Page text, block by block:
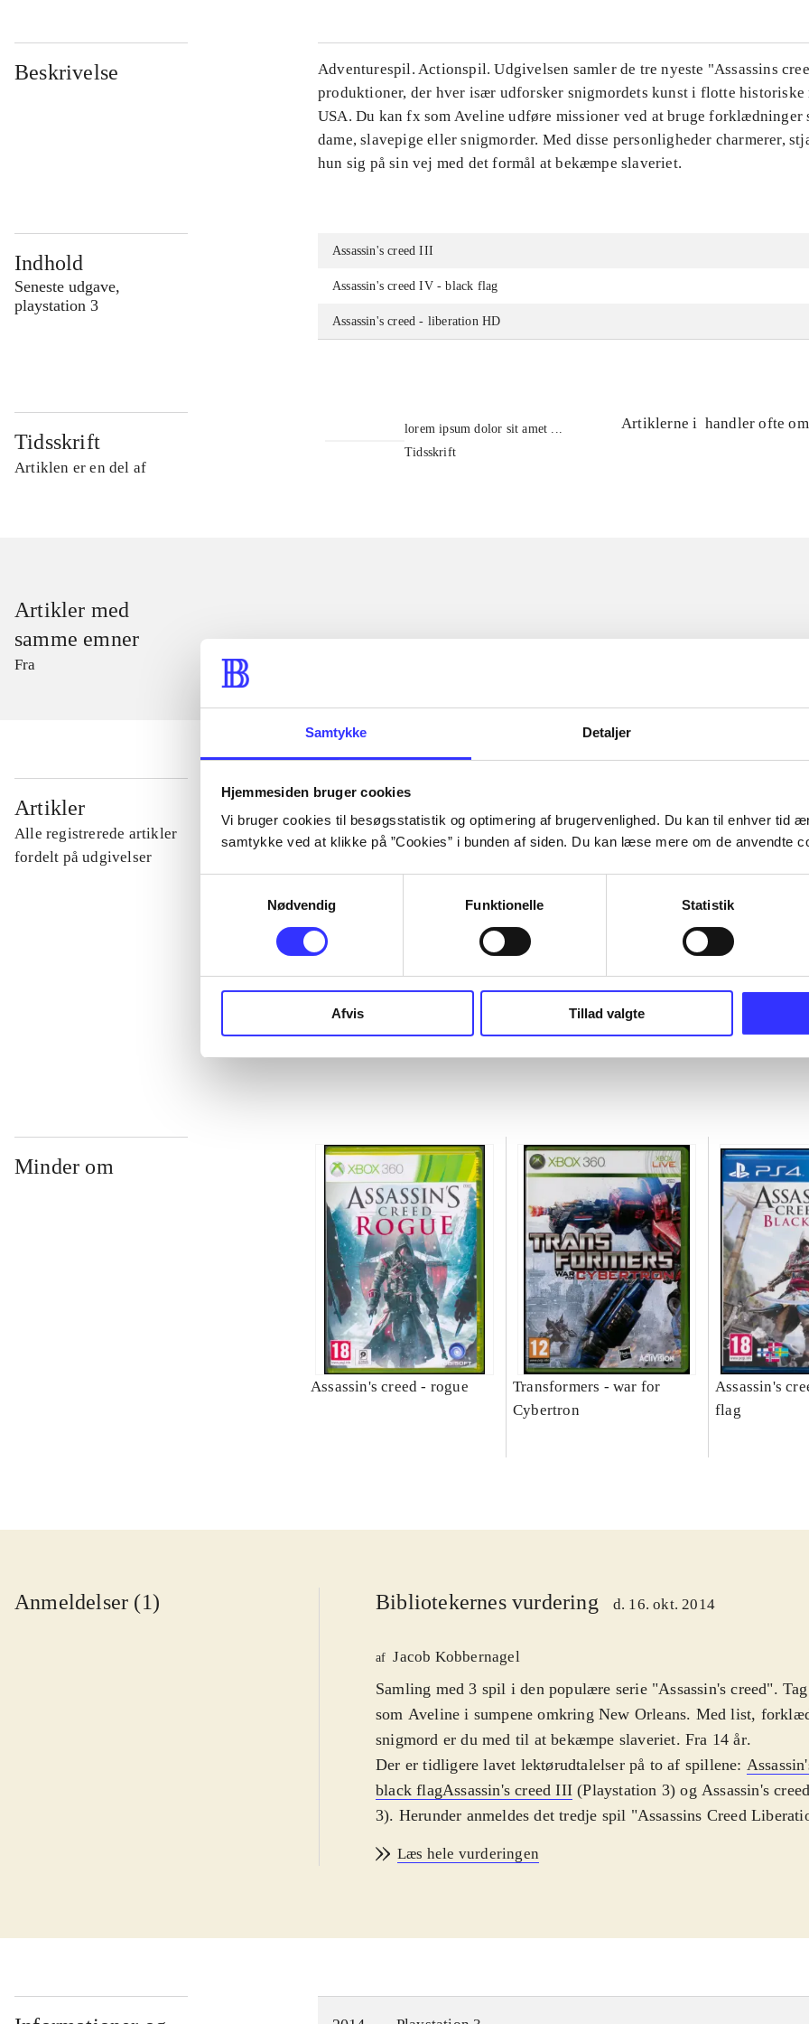
Samtykke Detaljer
Hjemmesiden bruger cookies
Vi bruger cookies til besøgsstatistik og optimering af brugervenlighed. Du kan til enhver tid
samtykke ved at klikke på ”Cookies” i bunden af siden. Du kan læse mere om de anvendte
Nødvendig
Funktionelle Statistik
Afvis Tillad valgte
Beskrivelse
Adventurespil. Actionspil. Udgivelsen samler de tre nyeste "Assassins
produktioner, der hver især udforsker snigmordets kunst i flotte historiske
USA. Du kan fx som Aveline udføre missioner ved at bruge forklædninger
dame, slavepige eller snigmorder. Med disse personligheder charmerer,
hun sig på sin vej med det formål at bekæmpe slaveriet.
Indhold
Seneste udgave,
playstation 3
Assassin's creed III
Assassin's creed IV - black flag
Assassin's creed - liberation HD
Tidsskrift
Artiklen er en del af
lorem ipsum dolor sit amet ...
Tidsskrift
Artiklerne i handler ofte om
Artikler med
samme emner
Fra
Artikler
Alle registrerede artikler
fordelt på udgivelser
...
...
Minder om
Assassin's creed - rogue
Transformers - war for
Cybertron
Assassin's
flag
Anmeldelser (1) Bibliotekernes vurdering d. 16. okt. 2014
af Jacob Kobbernagel
Samling med 3 spil i den populære serie "Assassin's creed".
som Aveline i sumpene omkring New Orleans. Med list,
snigmord er du med til at bekæmpe slaveriet. Fra 14 år.
Der er tidligere lavet lektørudtalelser på to af spillene:
black flagAssassin's creed III (Playstation 3) og Assassin's
3). Herunder anmeldes det tredje spil "Assassins Creed
Til det formål benytter hun tre forskellige forklædninger:
myrder m.m. Et kort i nederste venstre hjørner bruges til at
spillene: Assassin's creed IV - black flag (Playstation 3) og
Herunder anmeldes det tredje spil "Assassins Creed
Læs hele vurderingen